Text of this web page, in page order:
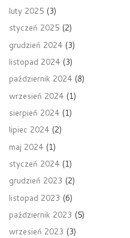
luty 2025 (3)
styczeń 2025 (2)
grudzień 2024 (3)
listopad 2024 (3)
październik 2024 (8)
wrzesień 2024 (1)
sierpień 2024 (1)
lipiec 2024 (2)
maj 2024 (1)
styczeń 2024 (1)
grudzień 2023 (2)
listopad 2023 (6)
październik 2023 (5)
wrzesień 2023 (3)